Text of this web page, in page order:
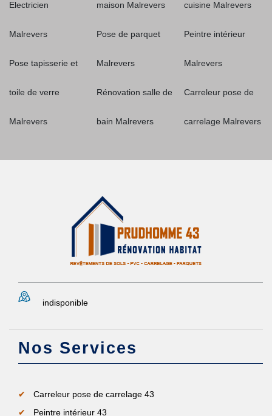
Electricien
Malrevers
Pose tapisserie et
toile de verre
Malrevers
maison Malrevers
Pose de parquet
Malrevers
Rénovation salle de
bain Malrevers
cuisine Malrevers
Peintre intérieur
Malrevers
Carreleur pose de
carrelage Malrevers
indisponible
Nos Services
Carreleur pose de carrelage 43
Peintre intérieur 43